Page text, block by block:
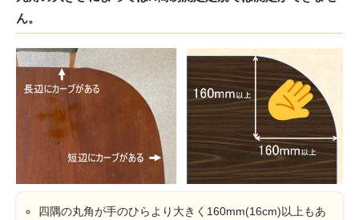
ん。
四隅の丸角が手のひらより大きく160mm(16cm)以上もあ